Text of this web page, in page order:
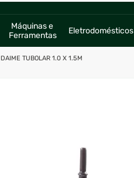
Máquinas e
Ferramentas
Eletrodomésticos
TUBOLAR 1.0 X 1.5M